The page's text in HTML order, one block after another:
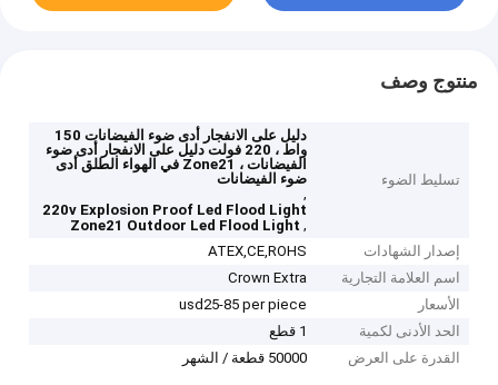
منتوج وصف
تسليط الضوء
دليل على الانفجار أدى ضوء الفيضانات 150
واط ، 220 فولت دليل على الانفجار أدى ضوء
الفيضانات ، Zone21 في الهواء الطلق أدى
ضوء الفيضانات
,
220v Explosion Proof Led Flood Light
,
Zone21 Outdoor Led Flood Light
إصدار الشهادات
ATEX,CE,ROHS
اسم العلامة التجارية
Crown Extra
الأسعار
usd25-85 per piece
الحد الأدنى لكمية
1 قطع
القدرة على العرض
50000 قطعة / الشهر